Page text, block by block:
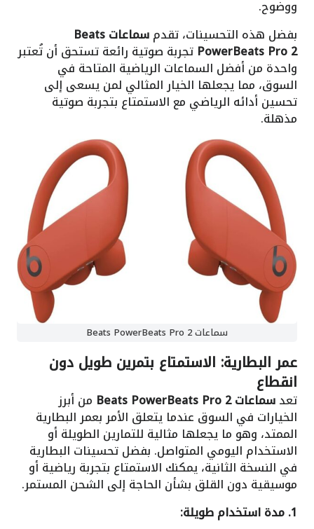
ووضوح.
بفضل هذه التحسينات، تقدم
سماعات Beats
PowerBeats Pro 2 تجربة صوتية رائعة تستحق أن تُعتبر
واحدة من أفضل السماعات الرياضية المتاحة في
السوق، مما يجعلها الخيار المثالي لمن يسعى إلى
تحسين أدائه الرياضي مع الاستمتاع بتجربة صوتية
مذهلة.
سماعات Beats PowerBeats Pro 2
عمر البطارية: الاستمتاع بتمرين طويل دون
انقطاع
تعدسماعات Beats PowerBeats Pro 2 من أبرز
الخيارات في السوق عندما يتعلق الأمر بعمر البطارية
الممتد، وهو ما يجعلها مثالية للتمارين الطويلة أو
الاستخدام اليومي المتواصل. بفضل تحسينات البطارية
في النسخة الثانية، يمكنك الاستمتاع بتجربة رياضية أو
موسيقية دون القلق بشأن الحاجة إلى الشحن المستمر.
1. مدة استخدام طويلة: